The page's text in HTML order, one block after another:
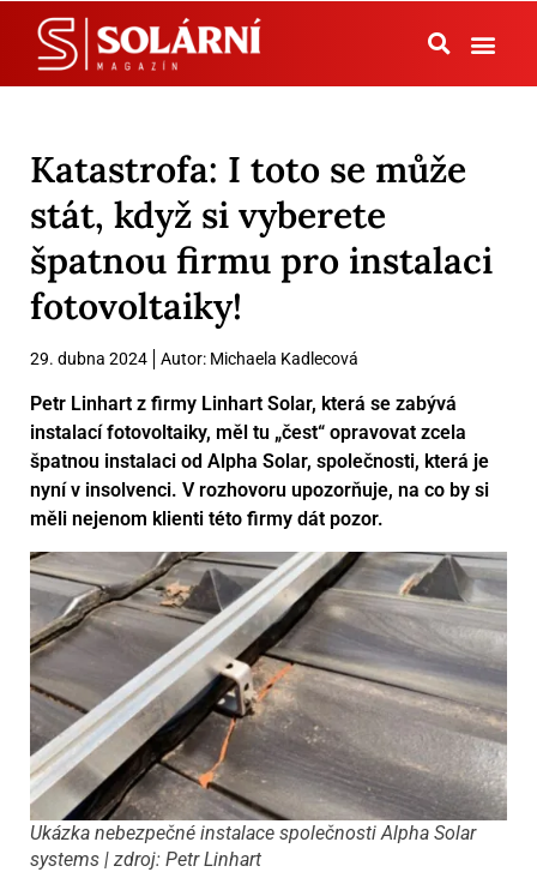
Katastrofa: I toto se může
stát, když si vyberete
špatnou firmu pro instalaci
fotovoltaiky!
29. dubna 2024 Autor: Michaela Kadlecová
Petr Linhart z firmy Linhart Solar, která se zabývá
instalací fotovoltaiky, měl tu „čest“ opravovat zcela
špatnou instalaci od Alpha Solar, společnosti, která je
nyní v insolvenci. V rozhovoru upozorňuje, na co by si
měli nejenom klienti této firmy dát pozor.
Ukázka nebezpečné instalace společnosti Alpha Solar
systems | zdroj: Petr Linhart